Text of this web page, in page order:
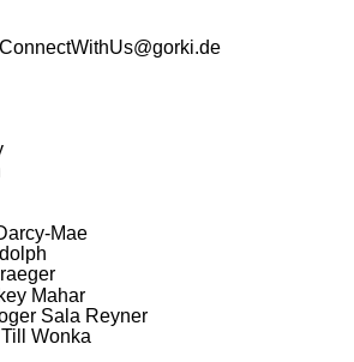
ConnectWithUs@gorki.de
Mae
Mahar
Sala Reyner
Till Wonka